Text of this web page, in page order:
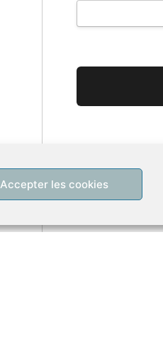
Accepter les cookies
Aucune valeur